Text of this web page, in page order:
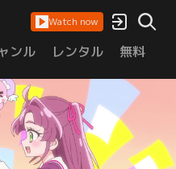
Watch now
ンル レンタル 無料